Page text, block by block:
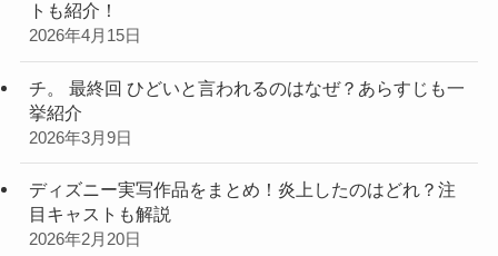
トも紹介！
2026年4月15日
チ。 最終回 ひどいと言われるのはなぜ？あらすじも一
挙紹介
2026年3月9日
ディズニー実写作品をまとめ！炎上したのはどれ？注
目キャストも解説
2026年2月20日